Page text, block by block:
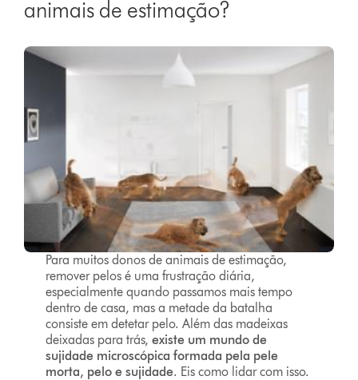
animais de estimação?
Para muitos donos de animais de estimação,
remover pelos é uma frustração diária,
especialmente quando passamos mais tempo
dentro de casa, mas a metade da batalha
consiste em detetar pelo. Além das madeixas
deixadas para trás, existe um mundo de
sujidade microscópica formada pela pele
morta, pelo e sujidade. Eis como lidar com isso.